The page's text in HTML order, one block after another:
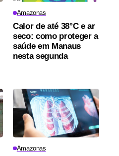
Amazonas
Calor de até 38°C e ar
seco: como proteger a
saúde em Manaus
nesta segunda
Amazonas